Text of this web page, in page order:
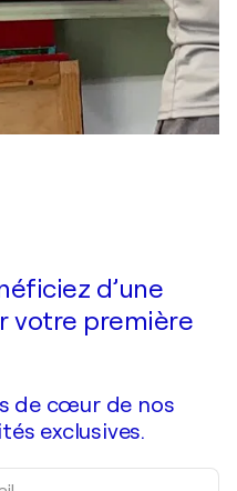
d’une
votre première
de cœur de nos
exclusives.